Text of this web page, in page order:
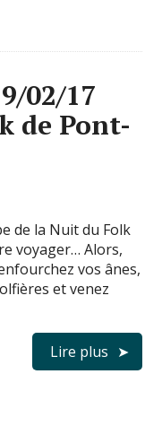
02/17
de Pont-
de la Nuit du Folk
voyager… Alors,
vos ânes,
et venez
Lire plus